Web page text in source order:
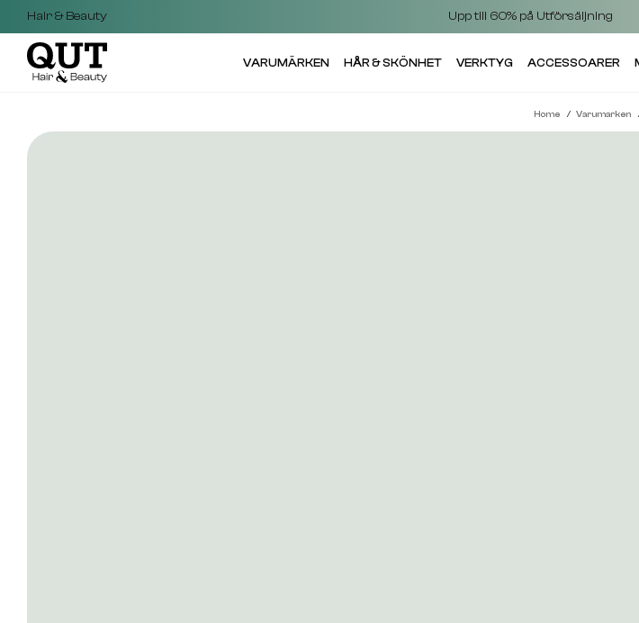
Hair & Beauty Upp till 60% på Utförsäljning
VARUMÄRKEN HÅR & SKÖNHET VERKTYG ACCESSOARER
Home Varumarken